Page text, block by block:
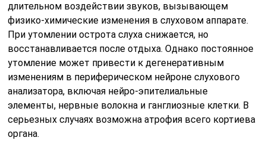
длительном воздействии звуков, вызывающем
физико-химические изменения в слуховом аппарате.
При утомлении острота слуха снижается, но
восстанавливается после отдыха. Однако постоянное
утомление может привести к дегенеративным
изменениям в периферическом нейроне слухового
анализатора, включая нейро-эпителиальные
элементы, нервные волокна и ганглиозные клетки. В
серьезных случаях возможна атрофия всего кортиева
органа.